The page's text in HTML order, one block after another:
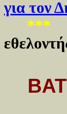
για τον
***